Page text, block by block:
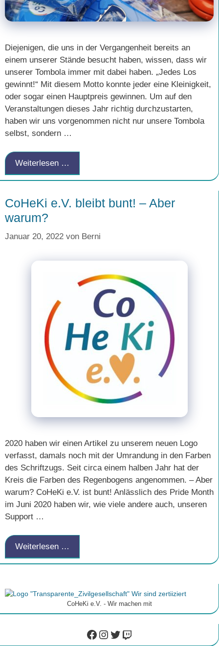
Diejenigen, die uns in der Vergangenheit bereits an
einem unserer Stände besucht haben, wissen, dass wir
unserer Tombola immer mit dabei haben. „Jedes Los
gewinnt!“ Mit diesem Motto konnte jeder eine Kleinigkeit,
oder sogar einen Hauptpreis gewinnen. Um auf den
Veranstaltungen dieses Jahr richtig durchzustarten,
haben wir uns vorgenommen nicht nur unsere Tombola
selbst, sondern …
Weiterlesen …
CoHeKi e.V. bleibt bunt! – Aber
warum?
Januar 20, 2022 von Berni
2020 haben wir einen Artikel zu unserem neuen Logo
verfasst, damals noch mit der Umrandung in den Farben
des Schriftzugs. Seit circa einem halben Jahr hat der
Kreis die Farben des Regenbogens angenommen. – Aber
warum? CoHeKi e.V. ist bunt! Anlässlich des Pride Month
im Juni 2020 haben wir, wie viele andere auch, unseren
Support …
Weiterlesen …
CoHeKi e.V. - Wir machen mit
Facebook
Instagram
Twitter
Twitch